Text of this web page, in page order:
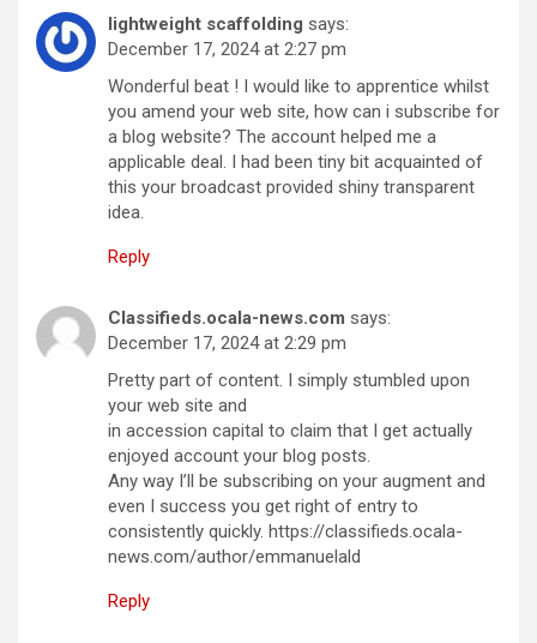
lightweight scaffolding says:
December 17, 2024 at 2:27 pm
Wonderful beat ! I would like to apprentice whilst
you amend your web site, how can i subscribe for
a blog website? The account helped me a
applicable deal. I had been tiny bit acquainted of
this your broadcast provided shiny transparent
idea.
Reply
Classifieds.ocala-news.com says:
December 17, 2024 at 2:29 pm
Pretty part of content. I simply stumbled upon
your web site and
in accession capital to claim that I get actually
enjoyed account your blog posts.
Any way I’ll be subscribing on your augment and
even I success you get right of entry to
consistently quickly. https://classifieds.ocala-
news.com/author/emmanuelald
Reply